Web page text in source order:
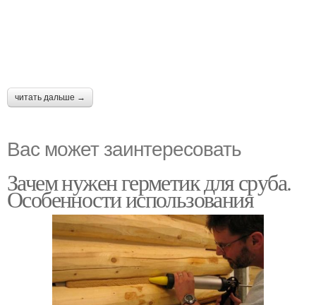
читать дальше →
Вас может заинтересовать
Зачем нужен герметик для сруба.
Особенности использования